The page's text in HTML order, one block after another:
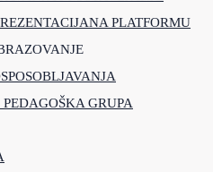
PLATFORMU
GRUPA